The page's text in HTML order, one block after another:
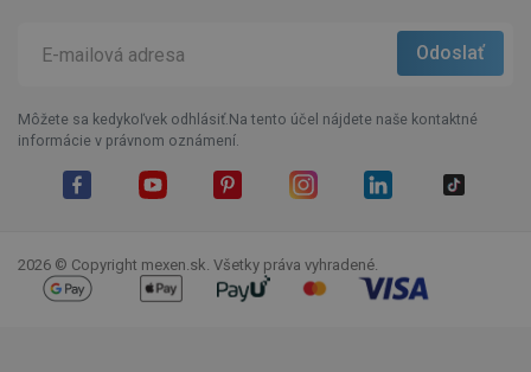
Môžete sa kedykoľvek odhlásiť.Na tento účel nájdete naše kontaktné
informácie v právnom oznámení.
2026 © Copyright mexen.sk. Všetky práva vyhradené.